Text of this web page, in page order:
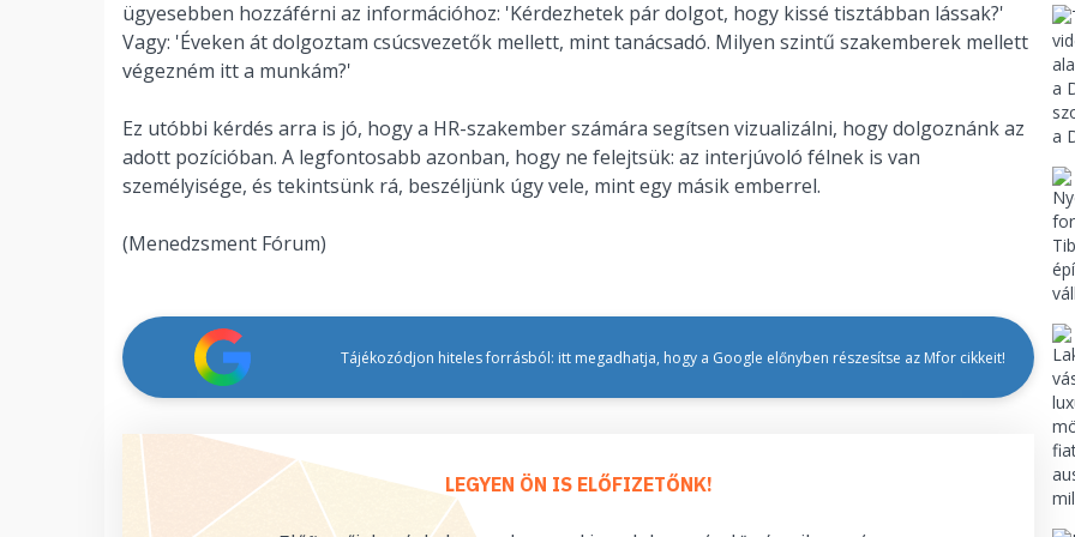
ügyesebben hozzáférni az információhoz: 'Kérdezhetek pár dolgot, hogy kissé tisztábban lássak?'
Vagy: 'Éveken át dolgoztam csúcsvezetők mellett, mint tanácsadó. Milyen szintű szakemberek mellett
végezném itt a munkám?'
Ez utóbbi kérdés arra is jó, hogy a HR-szakember számára segítsen vizualizálni, hogy dolgoznánk az
adott pozícióban. A legfontosabb azonban, hogy ne felejtsük: az interjúvoló félnek is van
személyisége, és tekintsünk rá, beszéljünk úgy vele, mint egy másik emberrel.
(Menedzsment Fórum)
Tájékozódjon hiteles forrásból: itt megadhatja, hogy a Google előnyben részesítse az Mfor cikkeit!
LEGYEN ÖN IS ELŐFIZETŐNK!